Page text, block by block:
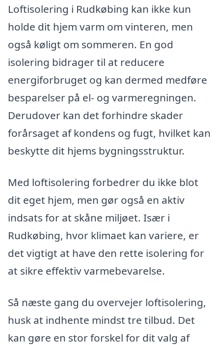
Loftisolering i Rudkøbing kan ikke kun
holde dit hjem varm om vinteren, men
også køligt om sommeren. En god
isolering bidrager til at reducere
energiforbruget og kan dermed medføre
besparelser på el- og varmeregningen.
Derudover kan det forhindre skader
forårsaget af kondens og fugt, hvilket kan
beskytte dit hjems bygningsstruktur.
Med loftisolering forbedrer du ikke blot
dit eget hjem, men gør også en aktiv
indsats for at skåne miljøet. Især i
Rudkøbing, hvor klimaet kan variere, er
det vigtigt at have den rette isolering for
at sikre effektiv varmebevarelse.
Så næste gang du overvejer loftisolering,
husk at indhente mindst tre tilbud. Det
kan gøre en stor forskel for dit valg af